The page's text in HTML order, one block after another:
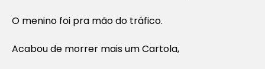
O menino foi pra mão do tráfico.
Acabou de morrer mais um Cartola,